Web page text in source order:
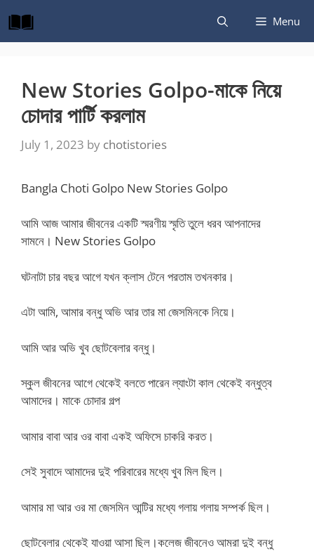
to
content
Menu
New Stories Golpo-মাকে নিয়ে
চোদার পার্টি করলাম
July 1, 2023 by chotistories
Bangla Choti Golpo New Stories Golpo
আমি আজ আমার জীবনের একটি স্মরণীয় স্মৃতি তুলে ধরব আপনাদের
সামনে। New Stories Golpo
ঘটনাটা চার বছর আগে যখন ক্লাস টেনে পরতাম তখনকার।
এটা আমি, আমার বন্ধু অভি আর তার মা জেসমিনকে নিয়ে।
আমি আর অভি খুব ছোটবেলার বন্ধু।
স্কুল জীবনের আগে থেকেই বলতে পারেন ল্যাংটা কাল থেকেই বন্ধুত্ব
আমাদের। মাকে চোদার গল্প
আমার বাবা আর ওর বাবা একই অফিসে চাকরি করত।
সেই সুবাদে আমাদের দুই পরিবারের মধ্যে খুব মিল ছিল।
আমার মা আর ওর মা জেসমিন আন্টির মধ্যে গলায় গলায় সম্পর্ক ছিল।
ছোটবেলার থেকেই যাওয়া আসা ছিল।কলেজ জীবনেও আমরা দুই বন্ধু